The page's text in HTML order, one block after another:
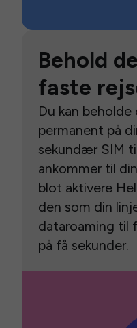
Behold
faste
Du kan
permanent på
sekundær SIM
ankommer til
blot aktivere
den som din
dataroaming til
på få sekunder.